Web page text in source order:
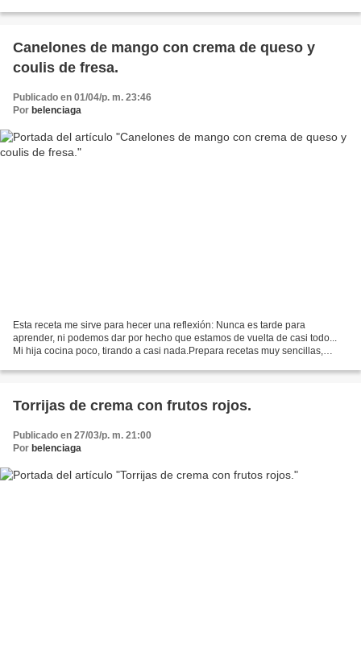
Canelones de mango con crema de queso y
coulis de fresa.
Publicado en 01/04/p. m. 23:46
Por belenciaga
Esta receta me sirve para hecer una reflexión: Nunca es tarde para
aprender, ni podemos dar por hecho que estamos de vuelta de casi todo...
Mi hija cocina poco, tirando a casi nada.Prepara recetas muy sencillas,
Torrijas de crema con frutos rojos.
Publicado en 27/03/p. m. 21:00
Por belenciaga